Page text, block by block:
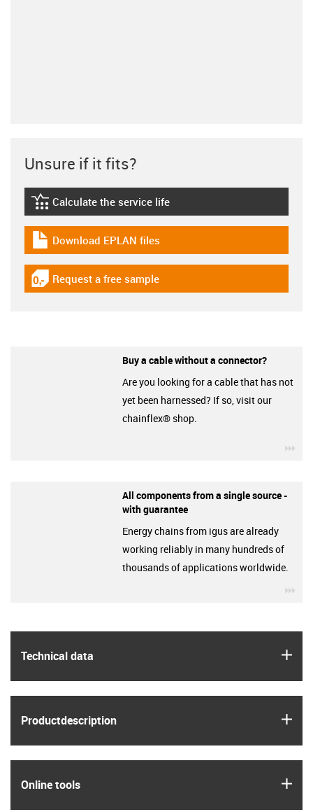
Technical data
Product­description
Online tools
Unsure if it fits?
igus-icon-lebensdauerrechner
Calculate the service life
igus-icon-download-plan
Download EPLAN files
igus-icon-gratismuster
Request a free sample
Buy a cable without a connector?
Are you looking for a cable that has not
yet been harnessed? If so, visit our
chainflex® shop.
All components from a single source -
with guarantee
Energy chains from igus are already
working reliably in many hundreds of
thousands of applications worldwide.